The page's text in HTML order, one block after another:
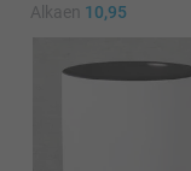
Alkaen 10,95